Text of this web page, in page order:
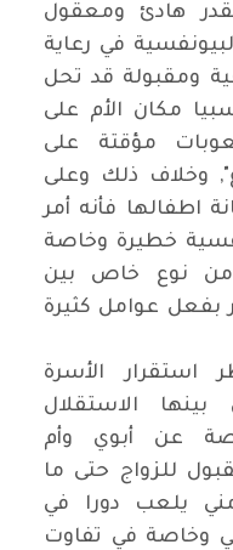
هادئ ومعقول
في رعاية
ومقبولة قد تحل
مكان الأم على
مؤقتة على
وخلاف ذلك وعلى
اطفالها فأنه أمر
خطيرة وخاصة
من نوع خاص بين
بفعل عوامل كثيرة
استقرار الأسرة
الاستقلال
عن أبوي وأم
للزواج حتى ما
يلعب دورا في
وخاصة في تفاوت